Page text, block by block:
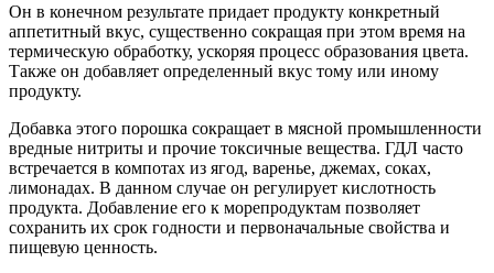
Он в конечном результате придает продукту конкретный
аппетитный вкус, существенно сокращая при этом время на
термическую обработку, ускоряя процесс образования цвета.
Также он добавляет определенный вкус тому или иному
продукту.
Добавка этого порошка сокращает в мясной промышленности
вредные нитриты и прочие токсичные вещества. ГДЛ часто
встречается в компотах из ягод, варенье, джемах, соках,
лимонадах. В данном случае он регулирует кислотность
продукта. Добавление его к морепродуктам позволяет
сохранить их срок годности и первоначальные свойства и
пищевую ценность.